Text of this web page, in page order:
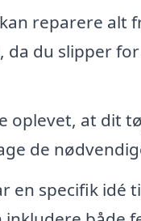
reparere alt
du slipper
oplevet, at dit
de
en specifik idé